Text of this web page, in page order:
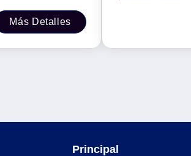
Más Detalles
Principal